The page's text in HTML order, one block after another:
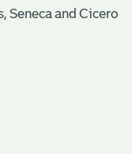
Seneca and Cicero